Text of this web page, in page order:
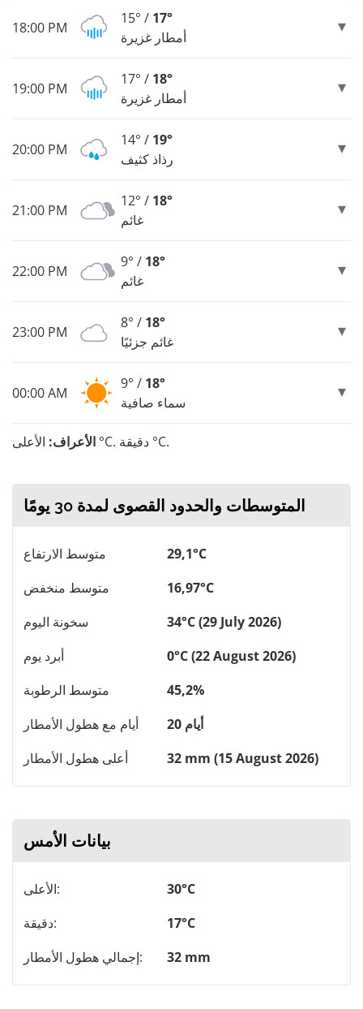
18:00 PM
15° / 17°
أمطار غزيرة
19:00 PM
17° / 18°
أمطار غزيرة
20:00 PM
14° / 19°
رذاذ كثيف
21:00 PM
12° / 18°
غائم
22:00 PM
9° / 18°
غائم
23:00 PM
8° / 18°
غائم جزئيًا
00:00 AM
9° / 18°
سماء صافية
الأعراف: الأعلى °C. دقيقة °C.
المتوسطات والحدود القصوى لمدة 30 يومًا
متوسط ​​الارتفاع
29,1°C
متوسط ​​منخفض
16,97°C
سخونة اليوم
34°C (29 July 2026)
أبرد يوم
0°C (22 August 2026)
متوسط ​​الرطوبة
45,2%
أيام مع هطول الأمطار
20 أيام
أعلى هطول الأمطار
32 mm (15 August 2026)
بيانات الأمس
الأعلى:
30°C
دقيقة:
17°C
إجمالي هطول الأمطار:
32 mm